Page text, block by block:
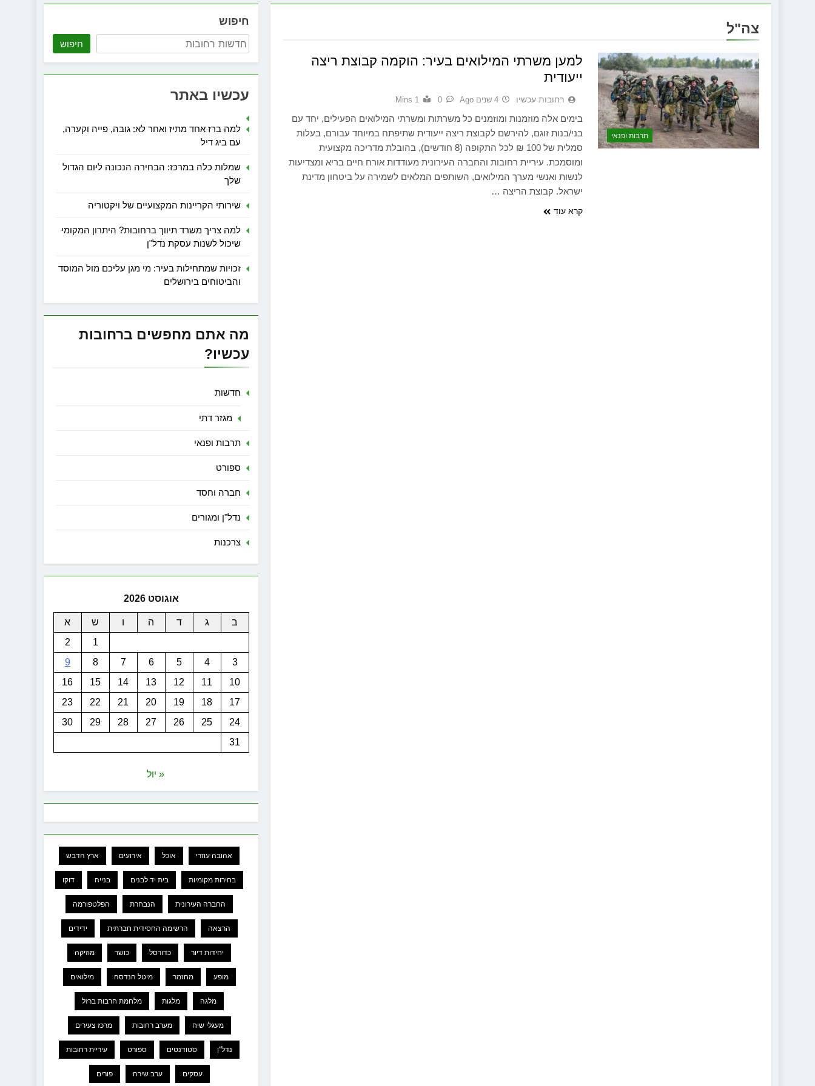
צה"ל
תרבות ופנאי
למען משרתי המילואים בעיר: הוקמה קבוצת ריצה
ייעודית
‫רחובות עכשיו 4 שנים Ago 0
1 Mins
בימים אלה מוזמנות ומוזמנים כל משרתות ומשרתי המילואים הפעילים, יחד עם
בני/בנות זוגם, להירשם לקבוצת ריצה ייעודית שתיפתח במיוחד עבורם, בעלות
סמלית של 100 ₪ לכל התקופה (8 חודשים), בהובלת מדריכה מקצועית
ומוסמכת. עיריית רחובות והחברה העירונית מעודדות אורח חיים בריא ומצדיעות
לנשות ואנשי מערך המילואים, השותפים המלאים לשמירה על ביטחון מדינת
ישראל. קבוצת הריצה …
קרא עוד
חיפוש
חיפוש
עכשיו באתר
למה ברז אחד מתיז ואחר לא: גובה, פייה וקערה,
עם ביג דיל
שמלות כלה במרכז: הבחירה הנכונה ליום הגדול
שלך
שירותי הקריינות המקצועיים של ויקטוריה
למה צריך משרד תיווך ברחובות? היתרון המקומי
שיכול לשנות עסקת נדל"ן
זכויות שמתחילות בעיר: מי מגן עליכם מול המוסד
והביטוחים בירושלים
מה אתם מחפשים ברחובות
עכשיו?
חדשות
מגזר דתי
תרבות ופנאי
ספורט
חברה וחסד
נדל"ן ומגורים
צרכנות
אוגוסט 2026
ב ג ד ה ו ש
א
1
2
3
4
5
6
7
8
9
10
11
12
13
14
15
16
17
18
19
20
21
22
23
24
25
26
27
28
29
30
31
« יול
אהובה עוזרי אוכל אירועים ארץ הדבש
בחירות מקומיות בית יד לבנים בנייה דוקו
החברה העירונית הנבחרת הפלטפורמה
הרצאה הרשימה החסידית חברתית ידידים
יחידות דיור כדורסל כושר מוזיקה
מופע מחזמר מיטל הנדסה מילואים
מלגה מלגות מלחמת חרבות ברזל
מעגלי שיח מערב רחובות מרכז צעירים
נדל"ן סטודנטים ספורט עיריית רחובות
עסקים ערב שירה פורים